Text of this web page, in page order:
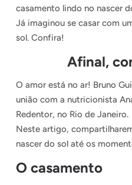
casamento lindo no nascer
Já imaginou se casar com
sol. Confira!
Afinal,
O amor está no ar! Bruno
união com a nutricionista
Redentor, no Rio de Janeiro.
Neste artigo,
nascer do sol até os
O casamento